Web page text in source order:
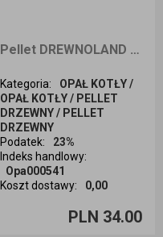
Pellet DREWNOLAND 15kg odbiór osobisty
Kategoria:
OPAŁ KOTŁY /
OPAŁ KOTŁY / PELLET
DRZEWNY / PELLET
DRZEWNY
Podatek:
23%
Indeks handlowy:
Opa000541
Koszt dostawy: 0,00
PLN 34.00
Ilość sztuk